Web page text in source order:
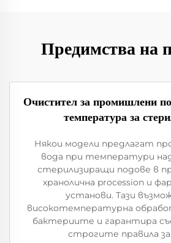
Предимства на
Очистител за промишлени
температура за
Някои модели предлагат
вода при температури
стерилизиращи подове в
хранолична procession и
установи. Тази
високотемпературна
бактериите и гарантира
строгите правила за